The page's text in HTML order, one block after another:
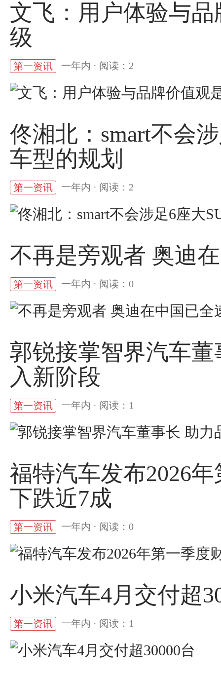
文飞：用户体验与
级
第一资讯 一年内 · 阅读：2
佟湘北：smart不会
车型的规划
第一资讯 一年内 · 阅读：2
不再是旁观者 奥迪
第一资讯 一年内 · 阅读：0
郭锐接掌智界汽车
入新阶段
第一资讯 一年内 · 阅读：1
福特汽车发布2026
下跌近7成
第一资讯 一年内 · 阅读：0
小米汽车4月交付超
第一资讯 一年内 · 阅读：1